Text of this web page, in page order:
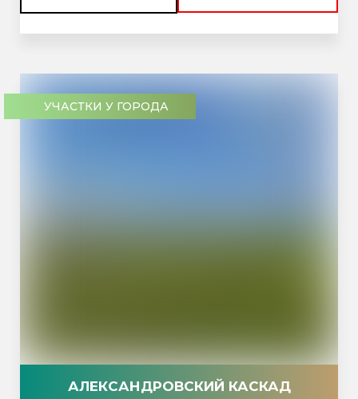
УЧАСТКИ У ГОРОДА
АЛЕКСАНДРОВСКИЙ КАСКАД